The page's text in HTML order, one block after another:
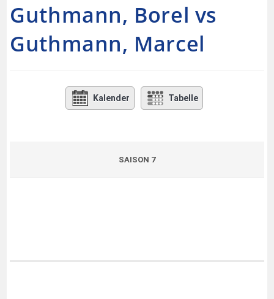
Guthmann, Borel vs
Guthmann, Marcel
Kalender Tabelle
SAISON 7